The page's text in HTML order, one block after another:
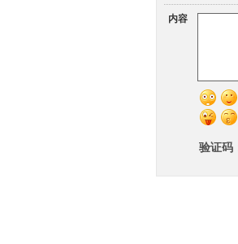
内容
验证码